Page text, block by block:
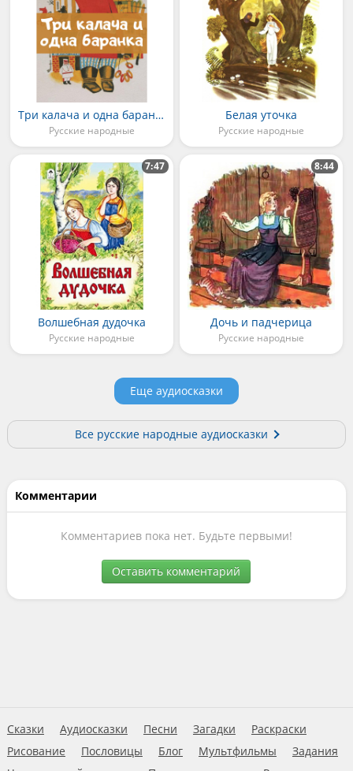
Три калача и одна баранка
Русские народные
Белая уточка
Русские народные
Волшебная дудочка
Русские народные
7:47
Дочь и падчерица
Русские народные
8:44
Еще аудиосказки
Все русские народные аудиосказки
Комментарии
Комментариев пока нет. Будьте первыми!
Оставить комментарий
Сказки Аудиосказки Песни Загадки
Раскраски
Рисование
Пословицы Блог Мультфильмы
Задания